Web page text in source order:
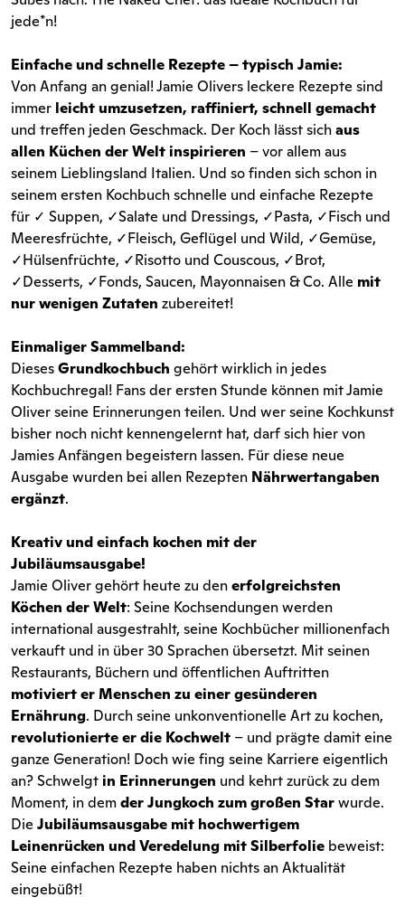
jede*n!
Einfache und schnelle Rezepte – typisch Jamie:
Von Anfang an genial! Jamie Olivers leckere Rezepte sind
immer leicht umzusetzen, raffiniert, schnell gemacht
und treffen jeden Geschmack. Der Koch lässt sichaus
allen Küchen der Welt inspirieren – vor allem aus
seinem Lieblingsland Italien. Und so finden sich schon in
seinem ersten Kochbuch schnelle und einfache Rezepte
für ✓ Suppen, ✓Salate und Dressings, ✓Pasta, ✓Fisch und
Meeresfrüchte, ✓Fleisch, Geflügel und Wild, ✓Gemüse,
✓Hülsenfrüchte, ✓Risotto und Couscous, ✓Brot,
✓Desserts, ✓Fonds, Saucen, Mayonnaisen & Co. Alle mit
nur wenigen Zutaten zubereitet!
Einmaliger Sammelband:
DiesesGrundkochbuch gehört wirklich in jedes
Kochbuchregal! Fans der ersten Stunde können mit Jamie
Oliver seine Erinnerungen teilen. Und wer seine Kochkunst
bisher noch nicht kennengelernt hat, darf sich hier von
Jamies Anfängen begeistern lassen. Für diese neue
Ausgabe wurden bei allen Rezepten Nährwertangaben
ergänzt.
Kreativ und einfach kochen mit der
Jubiläumsausgabe!
Jamie Oliver gehört heute zu denerfolgreichsten
Köchen der Welt: Seine Kochsendungen werden
international ausgestrahlt, seine Kochbücher millionenfach
verkauft und in über 30 Sprachen übersetzt. Mit seinen
Restaurants, Büchern und öffentlichen Auftritten
motiviert er Menschen zu einer gesünderen
Ernährung. Durch seine unkonventionelle Art zu kochen,
revolutionierte er die Kochwelt – und prägte damit eine
ganze Generation! Doch wie fing seine Karriere eigentlich
an? Schwelgt in Erinnerungen und kehrt zurück zu dem
Moment, in demder Jungkoch zum großen Starwurde.
Die Jubiläumsausgabe mit hochwertigem
Leinenrücken und Veredelung mit Silberfolie beweist:
Seine einfachen Rezepte haben nichts an Aktualität
eingebüßt!